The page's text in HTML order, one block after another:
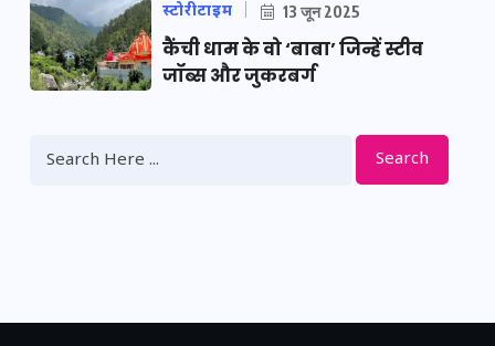
स्टोरीटाइम 13 जून 2025
कैंची धाम के वो ‘बाबा’ जिन्हें स्टीव
जॉब्स और जुकरबर्ग
Search